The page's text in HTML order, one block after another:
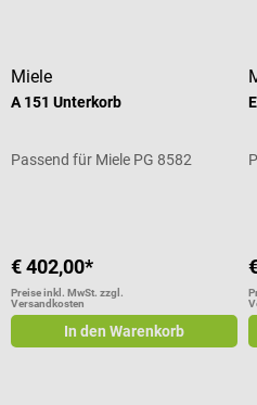
Miele
A 151 Unterkorb
Passend für Miele PG 8582
€ 402,00*
Preise inkl. MwSt. zzgl.
Versandkosten
In den Warenkorb